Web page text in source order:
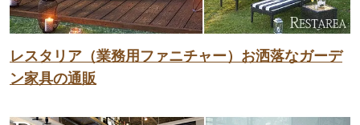
レスタリア（業務用ファニチャー）お洒落なガーデ
ン家具の通販